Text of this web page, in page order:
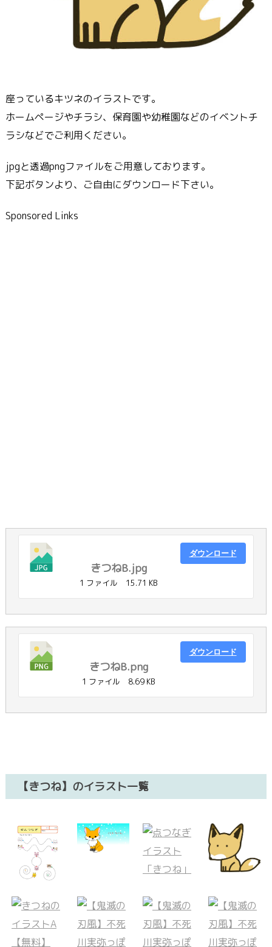
座っているキツネのイラストです。
ホームページやチラシ、保育園や幼稚園などのイベントチ
ラシなどでご利用ください。
jpgと透過pngファイルをご用意しております。
下記ボタンより、ご自由にダウンロード下さい。
Sponsored Links
きつねB.jpg
1 ファイル 15.71 KB
ダウンロード
きつねB.png
1 ファイル 8.69 KB
ダウンロード
【きつね】のイラスト一覧